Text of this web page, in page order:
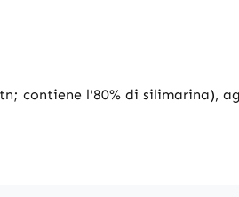
contiene l'80% di silimarina),